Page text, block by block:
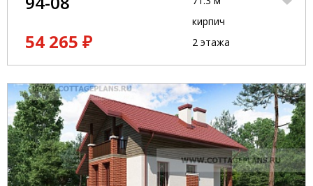
54 265 ₽
кирпич
2 этажа